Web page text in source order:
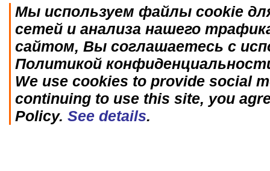
Мы используем файлы cookie
сетей и анализа нашего
сайтом, Вы соглашаетесь с
Политикой
We use cookies to provide social
continuing to use this site, you
Policy. See details.